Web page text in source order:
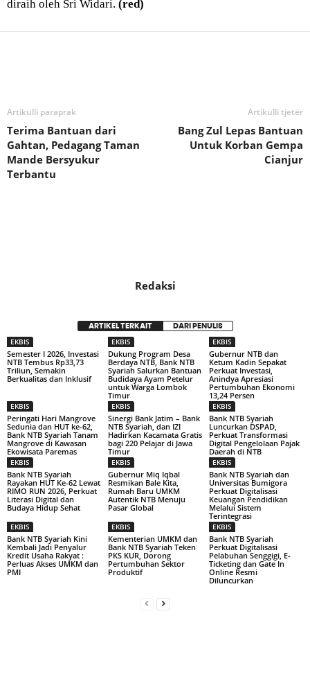
diraih oleh Sri Widari. (red)
Artikulli paraprak
Terima Bantuan dari
Gahtan, Pedagang Taman
Mande Bersyukur
Terbantu
Artikulli tjetër
Bang Zul Lepas Bantuan
Untuk Korban Gempa
Cianjur
Redaksi
ARTIKEL TERKAIT DARI PENULIS
EKBIS
Semester I 2026, Investasi
NTB Tembus Rp33,73
Triliun, Semakin
Berkualitas dan Inklusif
EKBIS
Dukung Program Desa
Berdaya NTB, Bank NTB
Syariah Salurkan Bantuan
Budidaya Ayam Petelur
untuk Warga Lombok
Timur
EKBIS
Gubernur NTB dan
Ketum Kadin Sepakat
Perkuat Investasi,
Anindya Apresiasi
Pertumbuhan Ekonomi
13,24 Persen
EKBIS
Peringati Hari Mangrove
Sedunia dan HUT ke-62,
Bank NTB Syariah Tanam
Mangrove di Kawasan
Ekowisata Paremas
EKBIS
Sinergi Bank Jatim – Bank
NTB Syariah, dan IZI
Hadirkan Kacamata Gratis
bagi 220 Pelajar di Jawa
Timur
EKBIS
Bank NTB Syariah
Luncurkan DSPAD,
Perkuat Transformasi
Digital Pengelolaan Pajak
Daerah di NTB
EKBIS
Bank NTB Syariah
Rayakan HUT Ke-62 Lewat
RIMO RUN 2026, Perkuat
Literasi Digital dan
Budaya Hidup Sehat
EKBIS
Gubernur Miq Iqbal
Resmikan Bale Kita,
Rumah Baru UMKM
Autentik NTB Menuju
Pasar Global
EKBIS
Bank NTB Syariah dan
Universitas Bumigora
Perkuat Digitalisasi
Keuangan Pendidikan
Melalui Sistem
Terintegrasi
EKBIS
Bank NTB Syariah Kini
Kembali Jadi Penyalur
Kredit Usaha Rakyat :
Perluas Akses UMKM dan
PMI
EKBIS
Kementerian UMKM dan
Bank NTB Syariah Teken
PKS KUR, Dorong
Pertumbuhan Sektor
Produktif
EKBIS
Bank NTB Syariah
Perkuat Digitalisasi
Pelabuhan Senggigi, E-
Ticketing dan Gate In
Online Resmi
Diluncurkan